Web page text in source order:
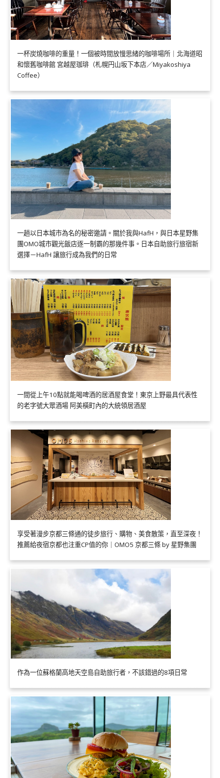
一杯炭燒咖啡的重量！一個被時間放慢思緒的咖啡場所｜北海道昭
和懷舊咖啡館 宮越屋珈琲（札幌円山坂下本店／Miyakoshiya
Coffee）
一趟以日本城市為名的秘密邀請。關於我與HafH，與日本星野集
團OMO城市觀光飯店逐一制霸的那幾件事。日本自助旅行旅宿新
選擇－HafH 讓旅行成為我們的日常
一間從上午10點就能喝啤酒的居酒屋食堂！東京上野最具代表性
的老字號大眾酒場 阿美橫町內的大統領居酒屋
享受著漫步京都三條通的徒步旅行、購物、美食散策，直至深夜！
推薦給夜宿京都也注重CP值的你｜OMO5 京都三條 by 星野集團
作為一位蘇格蘭高地天空島自助旅行者，不該錯過的8項日常